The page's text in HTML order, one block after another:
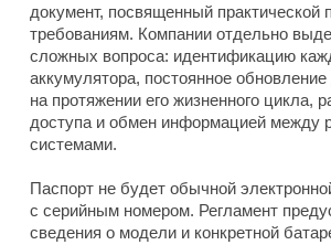
документ, посвященный практической
требованиям. Компании отдельно
сложных вопроса: идентификацию
аккумулятора, постоянное
на протяжении его жизненного цикла,
доступа и обмен информацией между
системами.
Паспорт не будет обычной
с серийным номером. Регламент
сведения о модели и конкретной